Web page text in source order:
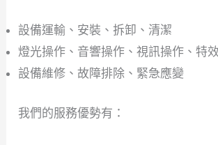
設備運輸、安裝、拆卸、清潔
燈光操作、音響操作、視訊操作、特
設備維修、故障排除、緊急應變
我們的服務優勢有：